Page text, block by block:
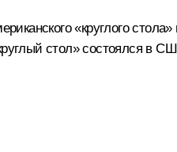
«круглого
стол» состоялся в